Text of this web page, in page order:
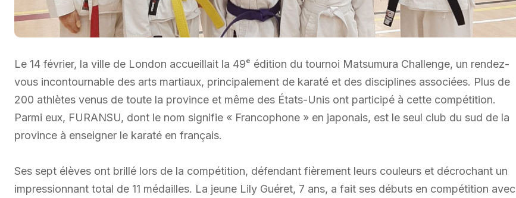
Le 14 février, la ville de London accueillait la 49ᵉ édition du tournoi Matsumura Challenge, un rendez-
vous incontournable des arts martiaux, principalement de karaté et des disciplines associées. Plus de
200 athlètes venus de toute la province et même des États-Unis ont participé à cette compétition.
Parmi eux, FURANSU, dont le nom signifie « Francophone » en japonais, est le seul club du sud de la
province à enseigner le karaté en français.
Ses sept élèves ont brillé lors de la compétition, défendant fièrement leurs couleurs et décrochant un
impressionnant total de 11 médailles. La jeune Lily Guéret, 7 ans, a fait ses débuts en compétition avec